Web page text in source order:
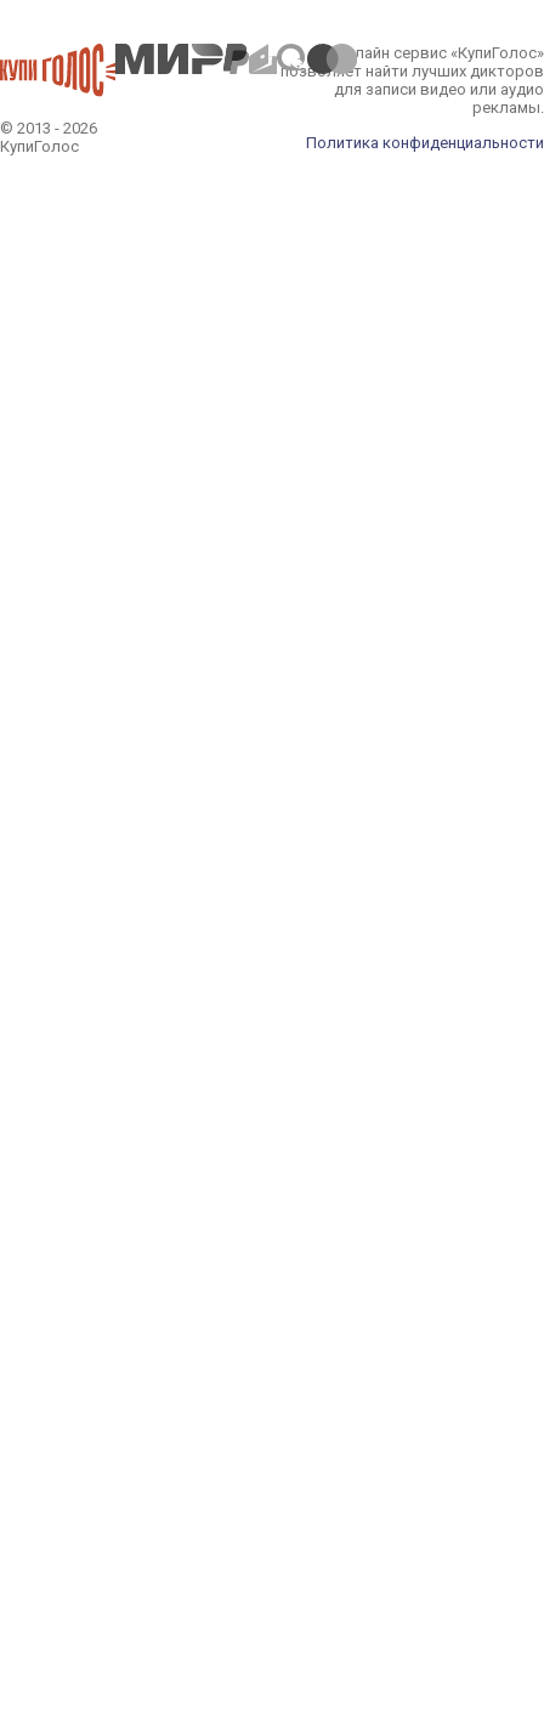
© 2013 - 2026
КупиГолос
Онлайн сервис «КупиГолос»
позволяет найти лучших дикторов
для записи видео или аудио
рекламы.
Политика конфиденциальности